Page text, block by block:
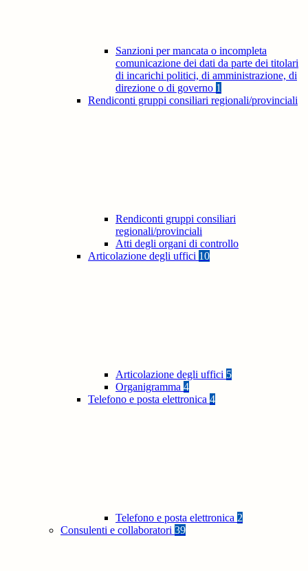
Sanzioni per mancata o incompleta
comunicazione dei dati da parte dei titolari
di incarichi politici, di amministrazione, di
direzione o di governo 1
Rendiconti gruppi consiliari regionali/provinciali
Rendiconti gruppi consiliari
regionali/provinciali
Atti degli organi di controllo
Articolazione degli uffici 10
Articolazione degli uffici 5
Organigramma 4
Telefono e posta elettronica 4
Telefono e posta elettronica 2
Consulenti e collaboratori 39